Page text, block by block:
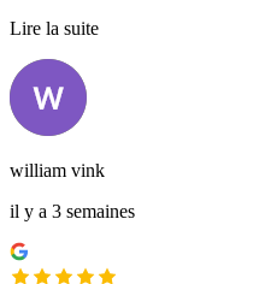
Lire la suite
william vink
il y a 3 semaines